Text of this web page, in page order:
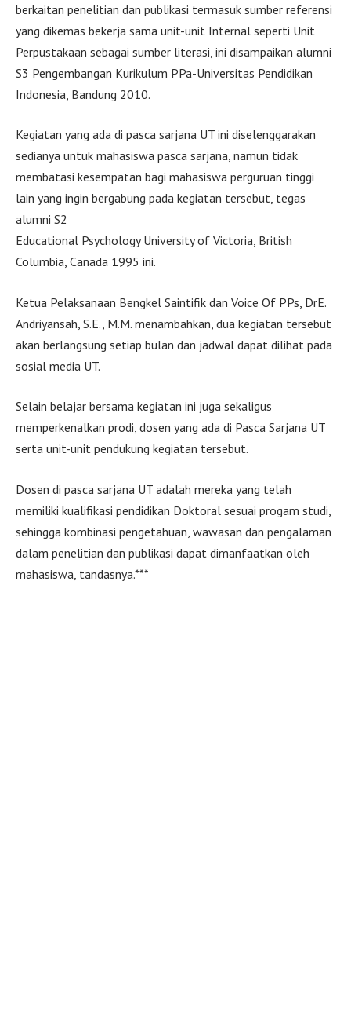
berkaitan penelitian dan publikasi termasuk sumber referensi
yang dikemas bekerja sama unit-unit Internal seperti Unit
Perpustakaan sebagai sumber literasi, ini disampaikan alumni
S3 Pengembangan Kurikulum PPa-Universitas Pendidikan
Indonesia, Bandung 2010.
Kegiatan yang ada di pasca sarjana UT ini diselenggarakan
sedianya untuk mahasiswa pasca sarjana, namun tidak
membatasi kesempatan bagi mahasiswa perguruan tinggi
lain yang ingin bergabung pada kegiatan tersebut, tegas
alumni S2
Educational Psychology University of Victoria, British
Columbia, Canada 1995 ini.
Ketua Pelaksanaan Bengkel Saintifik dan Voice Of PPs, DrE.
Andriyansah, S.E., M.M. menambahkan, dua kegiatan tersebut
akan berlangsung setiap bulan dan jadwal dapat dilihat pada
sosial media UT.
Selain belajar bersama kegiatan ini juga sekaligus
memperkenalkan prodi, dosen yang ada di Pasca Sarjana UT
serta unit-unit pendukung kegiatan tersebut.
Dosen di pasca sarjana UT adalah mereka yang telah
memiliki kualifikasi pendidikan Doktoral sesuai progam studi,
sehingga kombinasi pengetahuan, wawasan dan pengalaman
dalam penelitian dan publikasi dapat dimanfaatkan oleh
mahasiswa, tandasnya.***